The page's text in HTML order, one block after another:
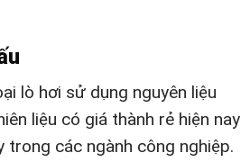
lò hơi sử dụng nguyên liệu
liệu có giá thành rẻ hiện nay
trong các ngành công nghiệp.